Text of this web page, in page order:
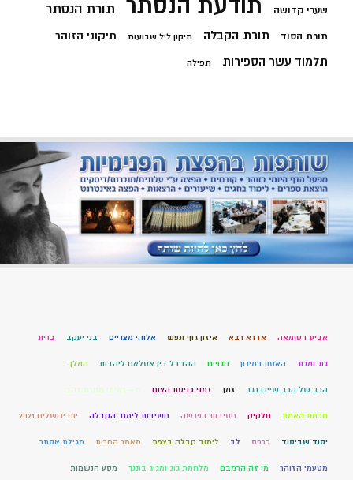
שערי קדושה תודעת הנסתר תורת הנסתר
תורת הסוד תורת הקבלה תיקון ליל שבועות תיקוני הזוהר
תלמוד עשר הספירות תפילה
אביע דטומאה אדרא רבא איזון גוף ונפש אלוהי מצריים בני יעקב ברית
גוג ומגוג האסון במירון הגויים ההבדל בין אסלאם ליהדות המלך
הרב של הרב שיינברגר זמן זמני כניסת הצום ח – ראיתי מנורת זהב
חכמת האמת חלקיק חסידות בפרשה חשיבות לימוד הקבלה יום ירושלים 2021
יסוד שביסוד כרפס לב לימוד קבלה בצפת מאמר החרות מגילת אסתר
מטעמי הזוהר מי זה הרמבם מלחמת גוג ומגוג בתנך מסע הנשמות